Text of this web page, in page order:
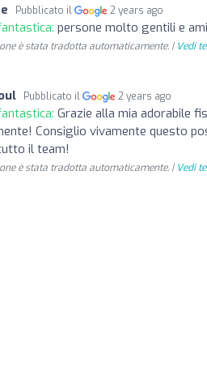
Pubblicato il 2 years ago
persone molto gentili e
è stata tradotta automaticamente. | Vedi
Pubblicato il 2 years ago
Grazie alla mia adorabile
Consiglio vivamente questo
il team!
è stata tradotta automaticamente. | Vedi